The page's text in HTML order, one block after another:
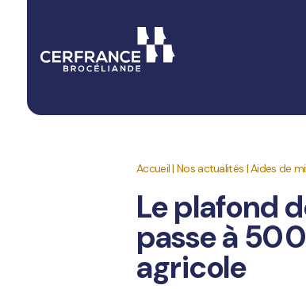
Accueil|Nos actualités |Aides de
Le plafond
passe à 50
agricole